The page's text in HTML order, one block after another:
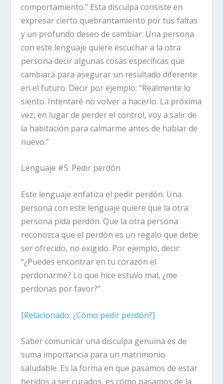
comportamiento.” Esta disculpa consiste en
expresar cierto quebrantamiento por tus faltas
y un profundo deseo de cambiar. Una persona
con este lenguaje quiere escuchar a la otra
persona decir algunas cosas específicas que
cambiará para asegurar un resultado diferente
en el futuro. Decir por ejemplo: “Realmente lo
siento. Intentaré no volver a hacerlo. La próxima
vez, en lugar de perder el control, voy a salir de
la habitación para calmarme antes de hablar de
nuevo.”
Lenguaje #5: Pedir perdón
Este lenguaje enfatiza el pedir perdón. Una
persona con este lenguaje quiere que la otra
persona pida perdón. Que la otra persona
reconozca que el perdón es un regalo que debe
ser ofrecido, no exigido. Por ejemplo, decir:
“¿Puedes encontrar en tu corazón el
perdonarme? Lo que hice estuvo mal, ¿me
perdonas por favor?”
[Relacionado:¿Cómo pedir perdón?]
Saber comunicar una disculpa genuina es de
suma importancia para un matrimonio
saludable. Es la forma en que pasamos de estar
heridos a ser curados, es cómo pasamos de la